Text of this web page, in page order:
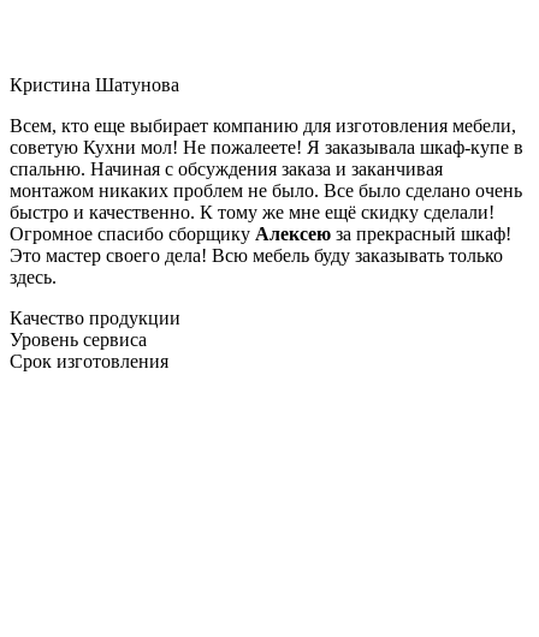
Кристина Шатунова
Всем, кто еще выбирает компанию для изготовления мебели,
советую Кухни мол! Не пожалеете! Я заказывала шкаф-купе в
спальню. Начиная с обсуждения заказа и заканчивая
монтажом никаких проблем не было. Все было сделано очень
быстро и качественно. К тому же мне ещё скидку сделали!
Огромное спасибо сборщику Алексею за прекрасный шкаф!
Это мастер своего дела! Всю мебель буду заказывать только
здесь.
Качество продукции
Уровень сервиса
Срок изготовления